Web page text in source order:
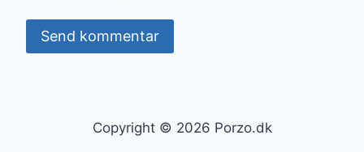
Copyright © 2026 Porzo.dk